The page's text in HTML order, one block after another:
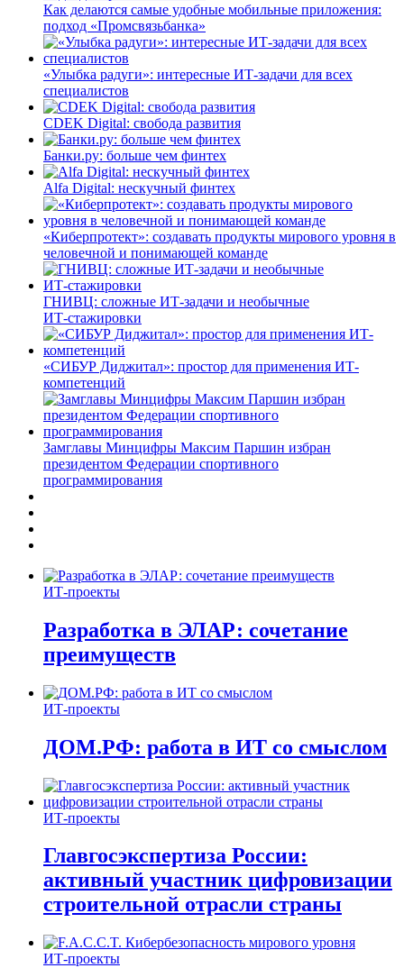
Как делаются самые удобные мобильные приложения:
подход «Промсвязьбанка»
«Улыбка радуги»: интересные ИТ-задачи для всех
специалистов
CDEK Digital: свобода развития
Банки.ру: больше чем финтех
Alfa Digital: нескучный финтех
«Киберпротект»: создавать продукты мирового уровня в
человечной и понимающей команде
ГНИВЦ: сложные ИТ‑задачи и необычные
ИТ‑стажировки
«СИБУР Диджитал»: простор для применения ИТ-
компетенций
Замглавы Минцифры Максим Паршин избран
президентом Федерации спортивного
программирования
ИТ-проекты
Разработка в ЭЛАР: сочетание
преимуществ
ИТ-проекты
ДОМ.РФ: работа в ИТ со смыслом
ИТ-проекты
Главгосэкспертиза России:
активный участник цифровизации
строительной отрасли страны
ИТ-проекты